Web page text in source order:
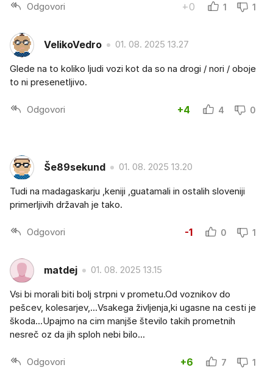
Odgovori +0 1 1
VelikoVedro 01. 08. 2025 13.27
Glede na to koliko ljudi vozi kot da so na drogi / nori / oboje
to ni presenetljivo.
Odgovori +4 4 0
Še89sekund 01. 08. 2025 13.20
Tudi na madagaskarju ,keniji ,guatamali in ostalih sloveniji
primerljivih državah je tako.
Odgovori -1 0 1
matdej 01. 08. 2025 13.15
Vsi bi morali biti bolj strpni v prometu.Od voznikov do
pešcev, kolesarjev,...Vsakega življenja,ki ugasne na cesti je
škoda...Upajmo na cim manjše število takih prometnih
nesreč oz da jih sploh nebi bilo...
Odgovori +6 7 1